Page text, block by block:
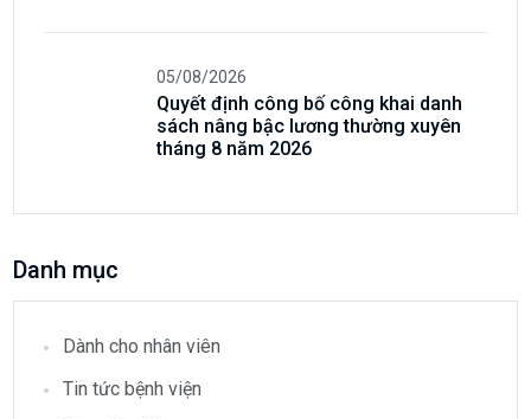
05/08/2026
Quyết định công bố công khai danh
sách nâng bậc lương thường xuyên
tháng 8 năm 2026
Danh mục
Dành cho nhân viên
Tin tức bệnh viện